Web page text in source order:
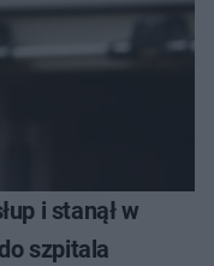
i stanął w
szpitala